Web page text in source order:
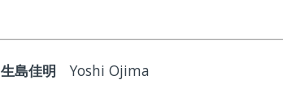
生島佳明Yoshi Ojima